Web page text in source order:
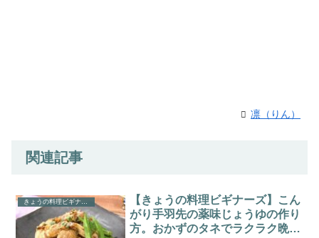
凛（りん）
関連記事
きょうの料理ビギナーズ
【きょうの料理ビギナーズ】こん
がり手羽先の薬味じょうゆの作り
方。おかずのタネでラクラク晩ご